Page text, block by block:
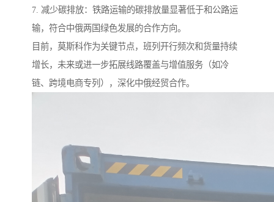
7. 减少碳排放：铁路运输的碳排放量显著低于和公路运
输，符合中俄两国绿色发展的合作方向。
目前，莫斯科作为关键节点，班列开行频次和货量持续
增长，未来或进一步拓展线路覆盖与增值服务（如冷
链、跨境电商专列），深化中俄经贸合作。